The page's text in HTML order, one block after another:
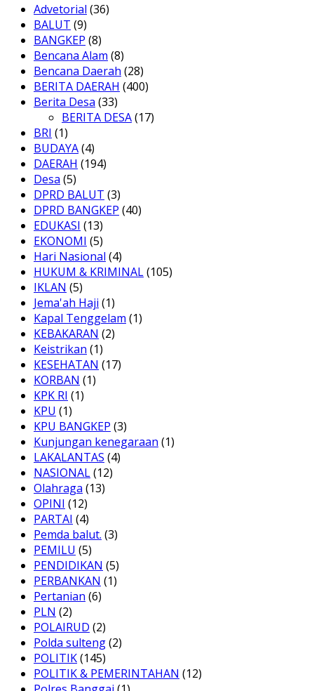
Advetorial (36)
BALUT (9)
BANGKEP (8)
Bencana Alam (8)
Bencana Daerah (28)
BERITA DAERAH (400)
Berita Desa (33)
BERITA DESA(17)
BRI (1)
BUDAYA(4)
DAERAH (194)
Desa (5)
DPRD BALUT (3)
DPRD BANGKEP (40)
EDUKASI (13)
EKONOMI (5)
Hari Nasional (4)
HUKUM & KRIMINAL(105)
IKLAN (5)
Jema'ah Haji (1)
Kapal Tenggelam (1)
KEBAKARAN (2)
Keistrikan (1)
KESEHATAN (17)
KORBAN (1)
KPK RI (1)
KPU (1)
KPU BANGKEP (3)
Kunjungan kenegaraan (1)
LAKALANTAS (4)
NASIONAL(12)
Olahraga (13)
OPINI (12)
PARTAI (4)
Pemda balut. (3)
PEMILU (5)
PENDIDIKAN (5)
PERBANKAN (1)
Pertanian (6)
PLN (2)
POLAIRUD (2)
Polda sulteng(2)
POLITIK(145)
POLITIK & PEMERINTAHAN (12)